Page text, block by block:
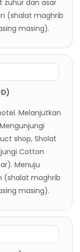
zuhur dan asar
(shalat maghrib
masing).
Melanjutkan
shop, Sholat
Cotton
Menuju
(shalat maghrib
masing).